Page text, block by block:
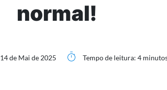
normal!
14 de Mai de 2025 Tempo de leitura: 4